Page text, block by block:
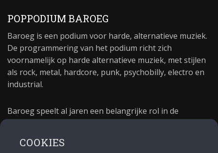
POPPODIUM BAROEG
Baroeg is een podium voor harde, alternatieve muziek.
De programmering van het podium richt zich
voornamelijk op harde alternatieve muziek, met stijlen
als rock, metal, hardcore, punk, psychobilly, electro en
industrial.
Baroeg speelt al jaren een belangrijke rol in de
poppodium 40 jaar.
COOKIES